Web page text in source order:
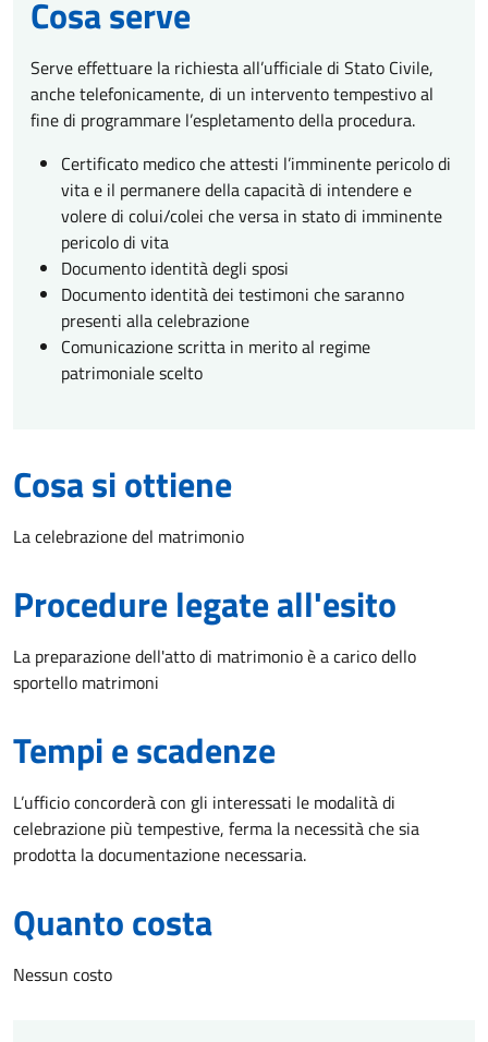
Cosa serve
Serve effettuare la richiesta all’ufficiale di Stato Civile,
anche telefonicamente, di un intervento tempestivo al
fine di programmare l’espletamento della procedura.
Certificato medico che attesti l’imminente pericolo di
vita e il permanere della capacità di intendere e
volere di colui/colei che versa in stato di imminente
pericolo di vita
Documento identità degli sposi
Documento identità dei testimoni che saranno
presenti alla celebrazione
Comunicazione scritta in merito al regime
patrimoniale scelto
Cosa si ottiene
La celebrazione del matrimonio
Procedure legate all'esito
La preparazione dell'atto di matrimonio è a carico dello
sportello matrimoni
Tempi e scadenze
L’ufficio concorderà con gli interessati le modalità di
celebrazione più tempestive, ferma la necessità che sia
prodotta la documentazione necessaria.
Quanto costa
Nessun costo